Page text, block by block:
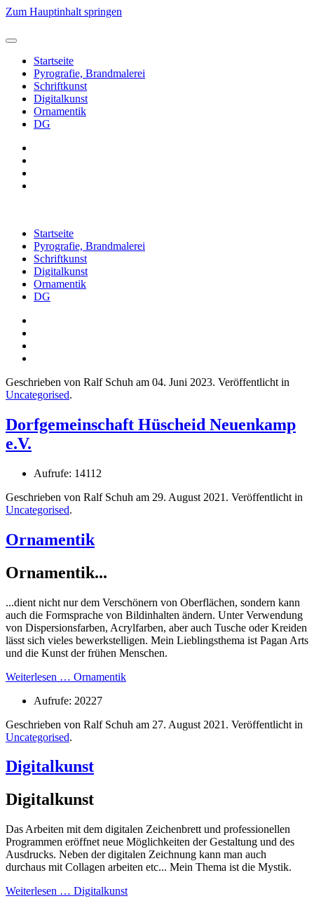
Zum Hauptinhalt springen
Startseite
Pyrografie, Brandmalerei
Schriftkunst
Digitalkunst
Ornamentik
DG
Startseite
Pyrografie, Brandmalerei
Schriftkunst
Digitalkunst
Ornamentik
DG
Geschrieben von Ralf Schuh am 04. Juni 2023. Veröffentlicht in
Uncategorised.
Dorfgemeinschaft Hüscheid Neuenkamp
e.V.
Aufrufe: 14112
Geschrieben von Ralf Schuh am 29. August 2021 . Veröffentlicht in
Uncategorised.
Ornamentik
Ornamentik...
...dient nicht nur dem Verschönern von Oberflächen, sondern kann
auch die Formsprache von Bildinhalten ändern. Unter Verwendung
von Dispersionsfarben, Acrylfarben, aber auch Tusche oder Kreiden
lässt sich vieles bewerkstelligen. Mein Lieblingsthema ist Pagan Arts
und die Kunst der frühen Menschen.
Weiterlesen … Ornamentik
Aufrufe: 20227
Geschrieben von Ralf Schuh am 27. August 2021 . Veröffentlicht in
Uncategorised.
Digitalkunst
Digitalkunst
Das Arbeiten mit dem digitalen Zeichenbrett und professionellen
Programmen eröffnet neue Möglichkeiten der Gestaltung und des
Ausdrucks. Neben der digitalen Zeichnung kann man auch
durchaus mit Collagen arbeiten etc... Mein Thema ist die Mystik.
Weiterlesen … Digitalkunst